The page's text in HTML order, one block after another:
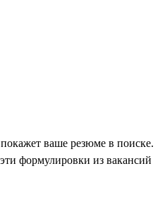
ваше резюме в поиске.
формулировки из вакансий